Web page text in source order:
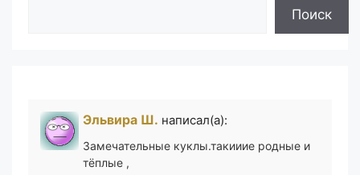
Поиск
Эльвира Ш. написал(а):
Замечательные куклы.такииие родные и
тёплые ,